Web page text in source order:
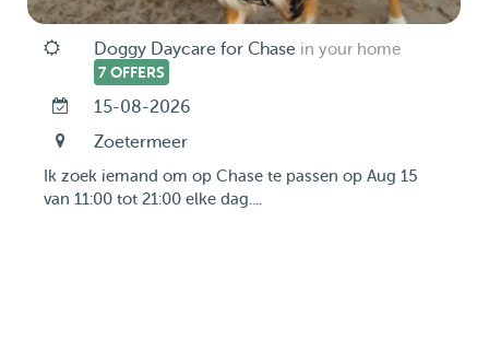
Doggy Daycare for Chase in your home
7 OFFERS
15-08-2026
Zoetermeer
Ik zoek iemand om op Chase te passen op Aug 15
van 11:00 tot 21:00 elke dag....